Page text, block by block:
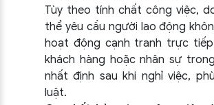
Tùy theo tính chất công việc,
thể yêu cầu người lao động
hoạt động cạnh tranh trực
khách hàng hoặc nhân sự
nhất định sau khi nghỉ việc,
luật.